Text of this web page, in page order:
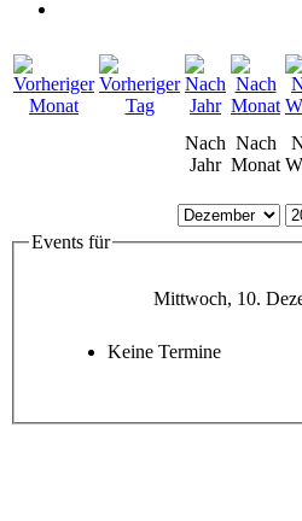
Nach
Jahr
Nach
Monat
Events für
Mittwoch, 10.
Keine Termine